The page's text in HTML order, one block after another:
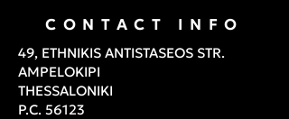
CONTACT INFO
49, ETHNIKIS ANTISTASEOS STR.
AMPELOKIPI
THESSALONIKI
P.C. 56123